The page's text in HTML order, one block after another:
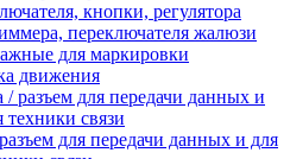
кнопки, регулятора
переключателя жалюзи
для маркировки
движения
для передачи данных и для